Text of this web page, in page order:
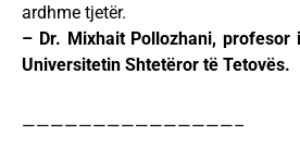
ardhme tjetër.
– Dr. Mixhait Pollozhani,
Universitetin Shtetëror të Tetovës.
———————————————–